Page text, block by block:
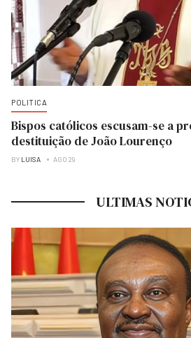
POLITICA
Bispos católicos escusam-se a
destituição de João Lourenço
BY LUISA AGO 29
ULTIMAS